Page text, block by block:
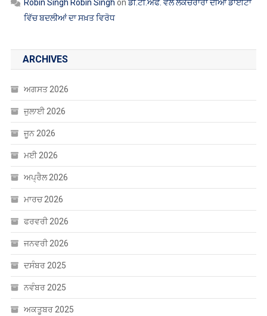
Robin Singh Robin Singh onਡੀ.ਟੀ.ਐੱਫ. ਵੱਲੋਂ ਲੈਕਚਰਾਰਾਂ ਦੀਆਂ ਡਾਈਟਾਂ
ਵਿੱਚ ਬਦਲੀਆਂ ਦਾ ਸਖ਼ਤ ਵਿਰੋਧ
ARCHIVES
ਅਗਸਤ 2026
ਜੁਲਾਈ 2026
ਜੂਨ 2026
ਮਈ 2026
ਅਪ੍ਰੈਲ 2026
ਮਾਰਚ 2026
ਫਰਵਰੀ 2026
ਜਨਵਰੀ 2026
ਦਸੰਬਰ 2025
ਨਵੰਬਰ 2025
ਅਕਤੂਬਰ 2025